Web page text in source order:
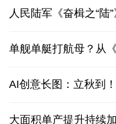
人民陆军《奋楫之“陆
单舰单艇打航母？从
AI创意长图：立秋到
大面积单产提升持续